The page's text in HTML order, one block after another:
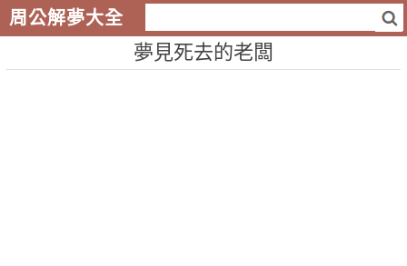
周公解夢大全
夢見死去的老闆